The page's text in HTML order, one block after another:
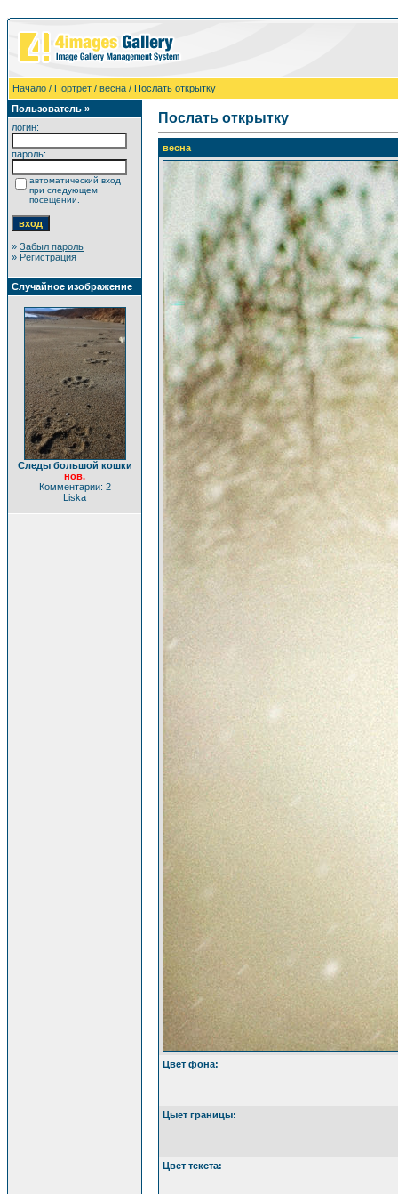
Начало / Портрет / весна / Послать открытку
Пользователь »
логин:
пароль:
автоматический вход
при следующем
посещении.
» Забыл пароль
» Регистрация
Случайное изображение
Следы большой кошки
нов.
Комментарии: 2
Liska
Послать открытку
весна
Цвет фона:
Цыет границы:
Цвет текста: